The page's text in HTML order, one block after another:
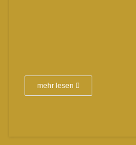
mehr lesen